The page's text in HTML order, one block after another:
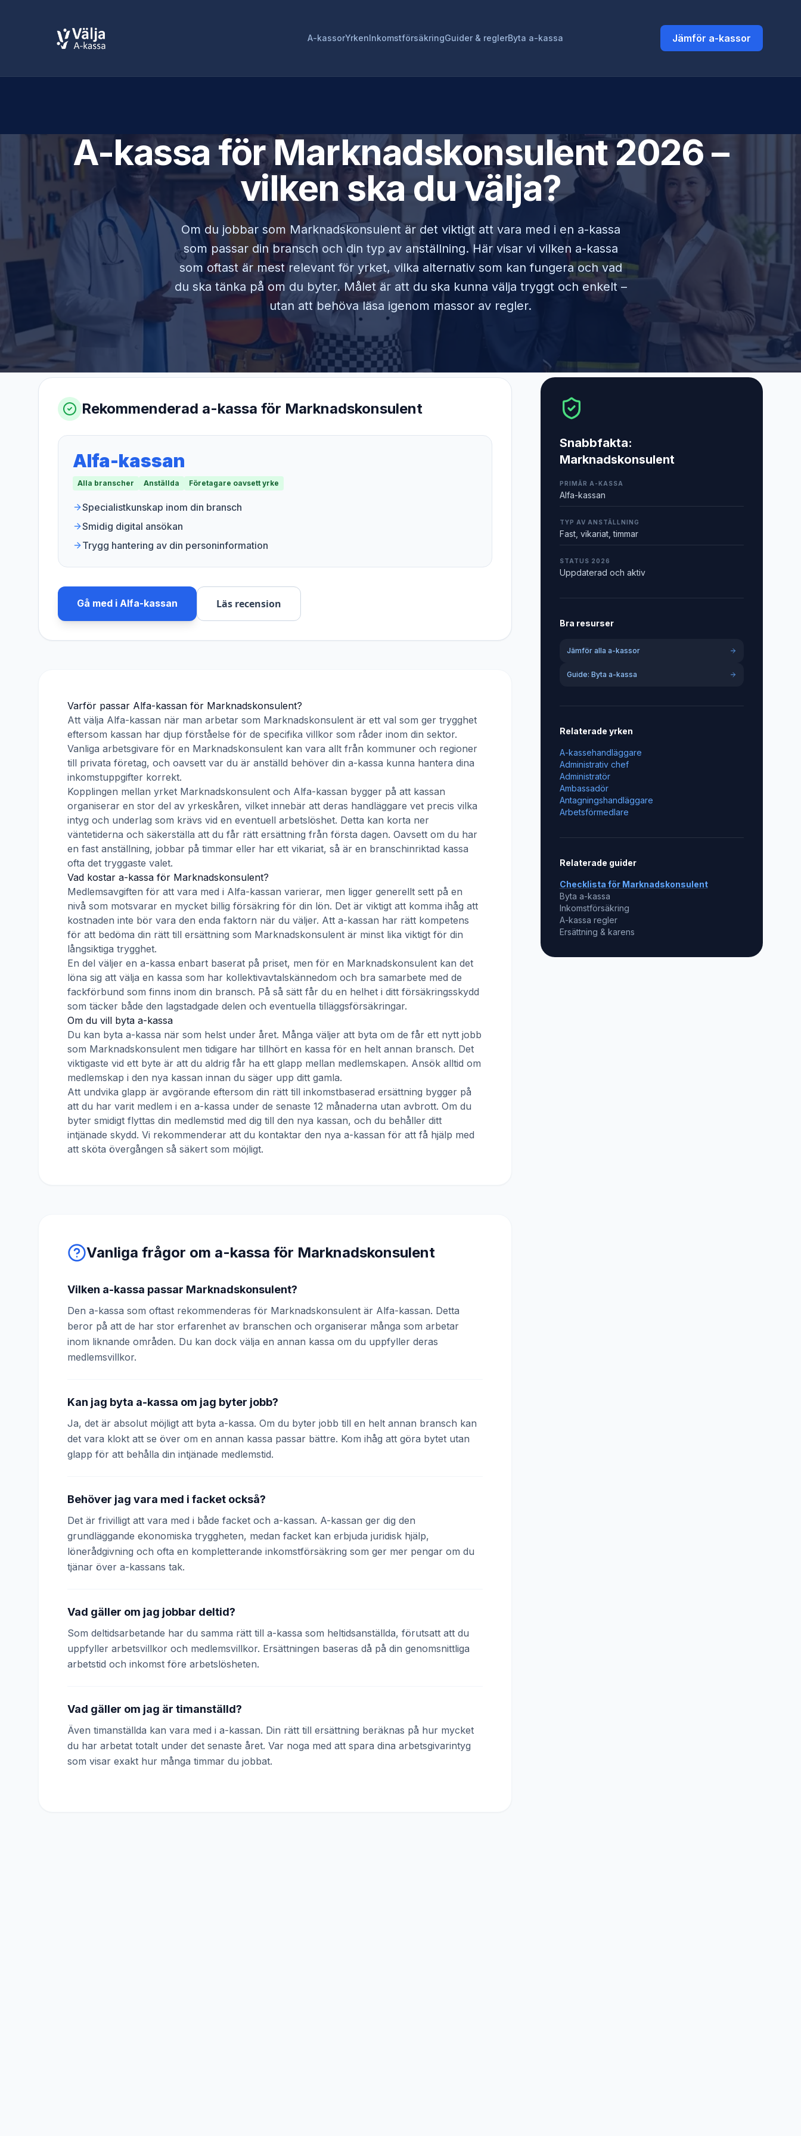
A-kassorYrkenInkomstförsäkringGuider & reglerByta a-kassa Jämför a-kassor
A-kassa förMarknadskonsulent2026 –
vilken ska du välja?
Om du jobbar som Marknadskonsulentär det viktigt att vara med i en a-kassa
som passar din bransch och din typ av anställning. Här visar vi vilken a-kassa
som oftast är mest relevant för yrket, vilka alternativ som kan fungera och vad
du ska tänka på om du byter. Målet är att du ska kunna välja tryggt och enkelt –
utan att behöva läsa igenom massor av regler.
Rekommenderad a-kassa för Marknadskonsulent
Alfa-kassan
Alla branscher Anställda Företagare oavsett yrke
Specialistkunskap inom din bransch
Smidig digital ansökan
Trygg hantering av din personinformation
Gå med i Alfa-kassan Läs recension
Varför passar Alfa-kassan för Marknadskonsulent?
Att välja Alfa-kassan när man arbetar som Marknadskonsulent är ett val som ger trygghet
eftersom kassan har djup förståelse för de specifika villkor som råder inom din sektor.
Vanliga arbetsgivare för en Marknadskonsulent kan vara allt från kommuner och regioner
till privata företag, och oavsett var du är anställd behöver din a-kassa kunna hantera dina
inkomstuppgifter korrekt.
Kopplingen mellan yrket Marknadskonsulent och Alfa-kassan bygger på att kassan
organiserar en stor del av yrkeskåren, vilket innebär att deras handläggare vet precis vilka
intyg och underlag som krävs vid en eventuell arbetslöshet. Detta kan korta ner
väntetiderna och säkerställa att du får rätt ersättning från första dagen. Oavsett om du har
en fast anställning, jobbar på timmar eller har ett vikariat, så är en branschinriktad kassa
ofta det tryggaste valet.
Vad kostar a-kassa för Marknadskonsulent?
Medlemsavgiften för att vara med i Alfa-kassan varierar, men ligger generellt sett på en
nivå som motsvarar en mycket billig försäkring för din lön. Det är viktigt att komma ihåg att
kostnaden inte bör vara den enda faktorn när du väljer. Att a-kassan har rätt kompetens
för att bedöma din rätt till ersättning som Marknadskonsulent är minst lika viktigt för din
långsiktiga trygghet.
En del väljer en a-kassa enbart baserat på priset, men för en Marknadskonsulent kan det
löna sig att välja en kassa som har kollektivavtalskännedom och bra samarbete med de
fackförbund som finns inom din bransch. På så sätt får du en helhet i ditt försäkringsskydd
som täcker både den lagstadgade delen och eventuella tilläggsförsäkringar.
Om du vill byta a-kassa
Du kan byta a-kassa när som helst under året. Många väljer att byta om de får ett nytt jobb
som Marknadskonsulent men tidigare har tillhört en kassa för en helt annan bransch. Det
viktigaste vid ett byte är att du aldrig får ha ett glapp mellan medlemskapen. Ansök alltid om
medlemskap i den nya kassan innan du säger upp ditt gamla.
Att undvika glapp är avgörande eftersom din rätt till inkomstbaserad ersättning bygger på
att du har varit medlem i en a-kassa under de senaste 12 månaderna utan avbrott. Om du
byter smidigt flyttas din medlemstid med dig till den nya kassan, och du behåller ditt
intjänade skydd. Vi rekommenderar att du kontaktar den nya a-kassan för att få hjälp med
att sköta övergången så säkert som möjligt.
Vanliga frågor om a-kassa för Marknadskonsulent
Vilken a-kassa passar Marknadskonsulent?
Den a-kassa som oftast rekommenderas för Marknadskonsulent är Alfa-kassan. Detta
beror på att de har stor erfarenhet av branschen och organiserar många som arbetar
inom liknande områden. Du kan dock välja en annan kassa om du uppfyller deras
medlemsvillkor.
Kan jag byta a-kassa om jag byter jobb?
Ja, det är absolut möjligt att byta a-kassa. Om du byter jobb till en helt annan bransch kan
det vara klokt att se över om en annan kassa passar bättre. Kom ihåg att göra bytet utan
glapp för att behålla din intjänade medlemstid.
Behöver jag vara med i facket också?
Det är frivilligt att vara med i både facket och a-kassan. A-kassan ger dig den
grundläggande ekonomiska tryggheten, medan facket kan erbjuda juridisk hjälp,
lönerådgivning och ofta en kompletterande inkomstförsäkring som ger mer pengar om du
tjänar över a-kassans tak.
Vad gäller om jag jobbar deltid?
Som deltidsarbetande har du samma rätt till a-kassa som heltidsanställda, förutsatt att du
uppfyller arbetsvillkor och medlemsvillkor. Ersättningen baseras då på din genomsnittliga
arbetstid och inkomst före arbetslösheten.
Vad gäller om jag är timanställd?
Även timanställda kan vara med i a-kassan. Din rätt till ersättning beräknas på hur mycket
du har arbetat totalt under det senaste året. Var noga med att spara dina arbetsgivarintyg
som visar exakt hur många timmar du jobbat.
Snabbfakta:
Marknadskonsulent
PRIMÄR A-KASSA
Alfa-kassan
TYP AV ANSTÄLLNING
Fast, vikariat, timmar
STATUS 2026
Uppdaterad och aktiv
Bra resurser
Jämför alla a-kassor
Guide: Byta a-kassa
Relaterade yrken
A-kassehandläggare
Administrativ chef
Administratör
Ambassadör
Antagningshandläggare
Arbetsförmedlare
Relaterade guider
Checklista för Marknadskonsulent
Byta a-kassa
Inkomstförsäkring
A-kassa regler
Ersättning & karens